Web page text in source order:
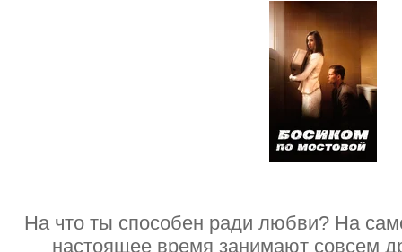
На что ты способен ради любви? На
настоящее время занимают совсем